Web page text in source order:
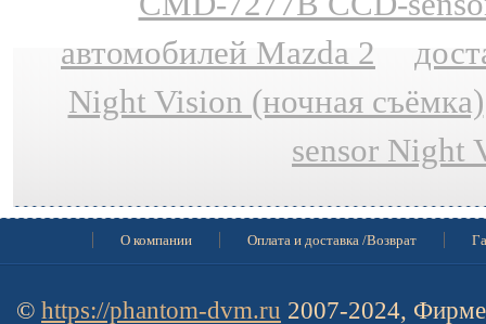
автомобилей Mazda 2
Night Vision (ночная съёмка)
sensor Night
О компании Оплата и доставка /Возврат
© https://phantom-dvm.ru 2007-2024,